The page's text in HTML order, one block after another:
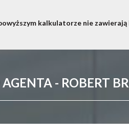
kalkulatorze nie
- ROBERT